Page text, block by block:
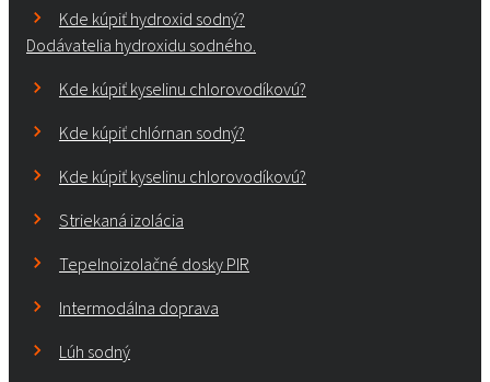
Kde kúpiť hydroxid sodný?
Dodávatelia hydroxidu sodného.
Kde kúpiť kyselinu chlorovodíkovú?
Kde kúpiť chlórnan sodný?
Kde kúpiť kyselinu chlorovodíkovú?
Striekaná izolácia
Tepelnoizolačné dosky PIR
Intermodálna doprava
Lúh sodný